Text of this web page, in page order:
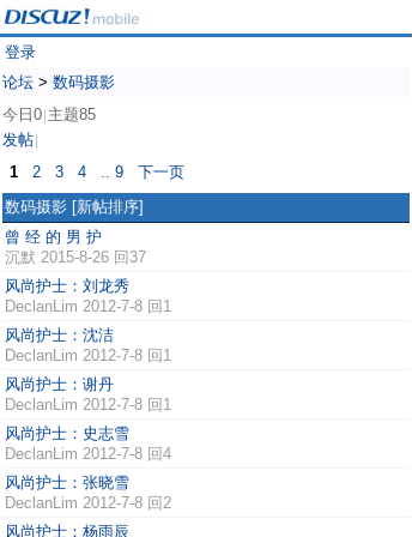
登录
论坛 > 数码摄影
今日0 主题85
发帖
1 2 3 4 .. 9
下一页
数码摄影 [新帖排序]
曾 经 的 男 护
沉默 2015-8-26 回37
风尚护士：刘龙秀
DeclanLim 2012-7-8 回1
风尚护士：沈洁
DeclanLim 2012-7-8 回1
风尚护士：谢丹
DeclanLim 2012-7-8 回1
风尚护士：史志雪
DeclanLim 2012-7-8 回4
风尚护士：张晓雪
DeclanLim 2012-7-8 回2
风尚护士：杨雨辰